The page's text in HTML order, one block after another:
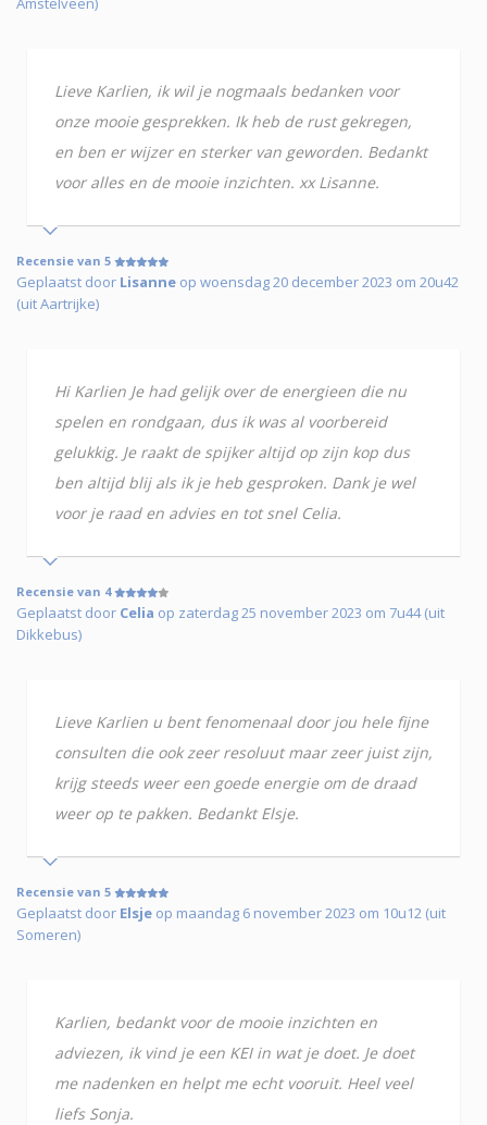
Lieve Karlien, ik wil je nogmaals bedanken voor
onze mooie gesprekken. Ik heb de rust gekregen,
en ben er wijzer en sterker van geworden. Bedankt
voor alles en de mooie inzichten. xx Lisanne.
Recensie van 5
Geplaatst door Lisanne op woensdag 20 december 2023 om 20u42
(uit Aartrijke)
Hi Karlien Je had gelijk over de energieen die nu
spelen en rondgaan, dus ik was al voorbereid
gelukkig. Je raakt de spijker altijd op zijn kop dus
ben altijd blij als ik je heb gesproken. Dank je wel
voor je raad en advies en tot snel Celia.
Recensie van 4
Geplaatst door Celia op zaterdag 25 november 2023 om 7u44 (uit
Dikkebus)
Lieve Karlien u bent fenomenaal door jou hele fijne
consulten die ook zeer resoluut maar zeer juist zijn,
krijg steeds weer een goede energie om de draad
weer op te pakken. Bedankt Elsje.
Recensie van 5
Geplaatst door Elsje op maandag 6 november 2023 om 10u12 (uit
Someren)
Karlien, bedankt voor de mooie inzichten en
adviezen, ik vind je een KEI in wat je doet. Je doet
me nadenken en helpt me echt vooruit. Heel veel
liefs Sonja.